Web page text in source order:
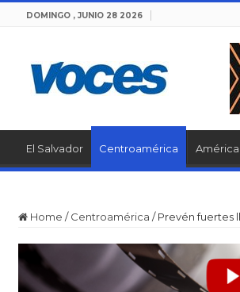
DOMINGO , JUNIO 28 2026
El Salvador Centroamérica
Home / Centroamérica / Prevén fuertes